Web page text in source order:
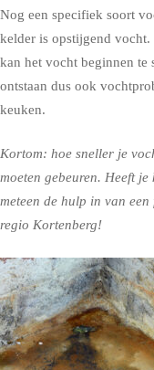
Nog een specifiek soort
kelder is opstijgend
kan het vocht beginnen te
ontstaan dus ook
keuken.
Kortom: hoe sneller je
moeten gebeuren. Heeft
meteen de hulp in van
regio Kortenberg!